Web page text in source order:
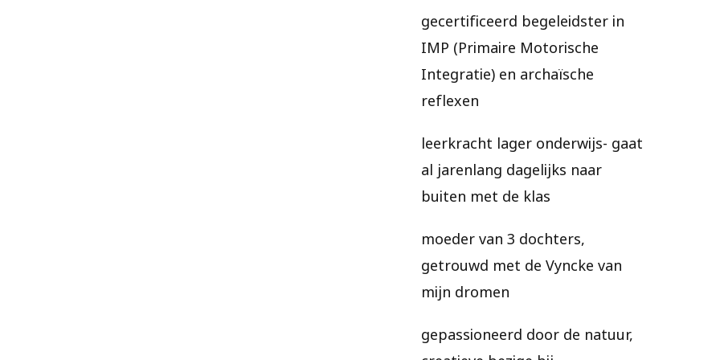
gecertificeerd begeleidster in
IMP (Primaire Motorische
Integratie) en archaïsche
reflexen
leerkracht lager onderwijs- gaat
al jarenlang dagelijks naar
buiten met de klas
moeder van 3 dochters,
getrouwd met de Vyncke van
mijn dromen
gepassioneerd door de natuur,